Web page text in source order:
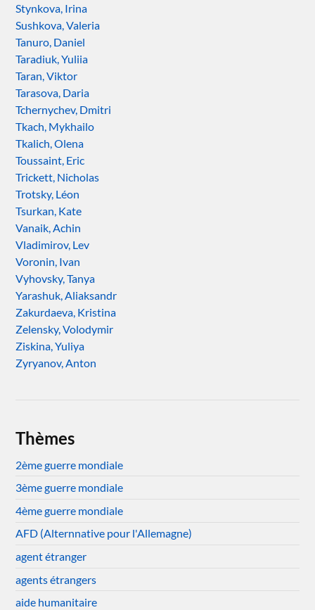
Stynkova, Irina
Sushkova, Valeria
Tanuro, Daniel
Taradiuk, Yuliia
Taran, Viktor
Tarasova, Daria
Tchernychev, Dmitri
Tkach, Mykhailo
Tkalich, Olena
Toussaint, Eric
Trickett, Nicholas
Trotsky, Léon
Tsurkan, Kate
Vanaik, Achin
Vladimirov, Lev
Voronin, Ivan
Vyhovsky, Tanya
Yarashuk, Aliaksandr
Zakurdaeva, Kristina
Zelensky, Volodymir
Ziskina, Yuliya
Zyryanov, Anton
Thèmes
2ème guerre mondiale
3ème guerre mondiale
4ème guerre mondiale
AFD (Alternnative pour l'Allemagne)
agent étranger
agents étrangers
aide humanitaire